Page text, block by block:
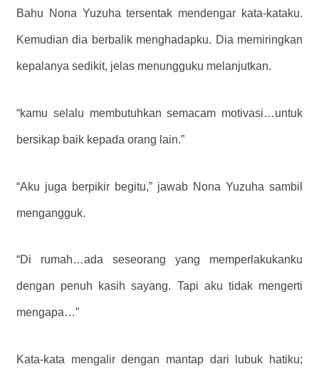
Bahu Nona Yuzuha tersentak mendengar kata-kataku.
Kemudian dia berbalik menghadapku. Dia memiringkan
kepalanya sedikit, jelas menungguku melanjutkan.
“kamu selalu membutuhkan semacam motivasi…untuk
bersikap baik kepada orang lain.”
“Aku juga berpikir begitu,” jawab Nona Yuzuha sambil
mengangguk.
“Di rumah…ada seseorang yang memperlakukanku
dengan penuh kasih sayang. Tapi aku tidak mengerti
mengapa…”
Kata-kata mengalir dengan mantap dari lubuk hatiku;